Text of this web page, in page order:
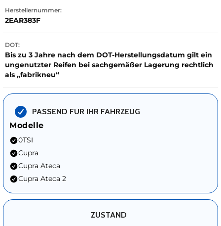
Herstellernummer:
2EAR383F
DOT:
Bis zu 3 Jahre nach dem DOT-Herstellungsdatum gilt ein
ungenutzter Reifen bei sachgemäßer Lagerung rechtlich
als „fabrikneu“
PASSEND FUR IHR FAHRZEUG
Modelle
0TSI
Cupra
Cupra Ateca
Cupra Ateca 2
ZUSTAND